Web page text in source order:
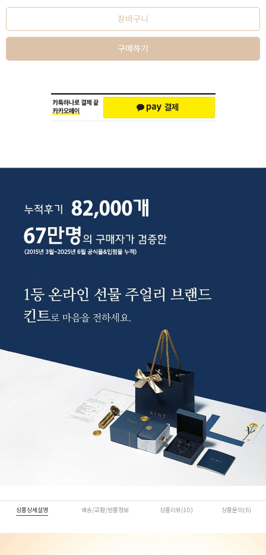
장바구니
구매하기
상품상세설명 배송/교환/반품정보 상품리뷰(10) 상품문의(6)